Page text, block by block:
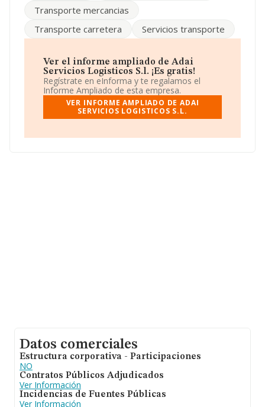
La sociedadAdai Servicios Logisticos S.L
núm. 10 Bj, (30890), Puerto Lumbreras, Murcia.
hasta 2.908 empresas, en el ámbito nacional la
facturación alcanza la cifra de 5.485 millones de euros y
se calcula un promedio de facturación de 1 millón de
euros entre todas las compañías. En relación con la
información de la provincia de Murcia, en la base de
datos de INFORMA aparecen 81 empresas, cuyas
ventas han obtenido los 35 millones de euros.
media de empleados es de 6. La media de antigüedad
Transporte mercancias
Transporte carretera
Servicios transporte
Ver el informe ampliado de Adai
Servicios Logisticos S.l. ¡Es gratis!
Regístrate en eInforma y te regalamos el
Informe Ampliado de esta empresa.
VER INFORME AMPLIADO DE ADAI
SERVICIOS LOGISTICOS S.L.
Datos comerciales
Estructura corporativa - Participaciones
NO
Contratos Públicos Adjudicados
Ver Información
Incidencias de Fuentes Públicas
Ver Información